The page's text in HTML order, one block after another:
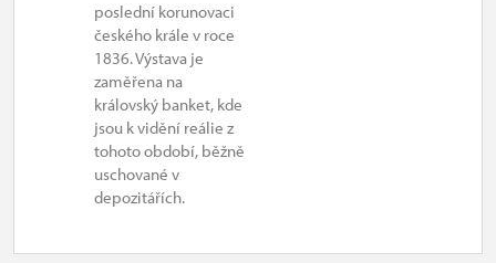
poslední korunovaci
českého krále v roce
1836. Výstava je
zaměřena na
královský banket, kde
jsou k vidění reálie z
tohoto období, běžně
uschované v
depozitářích.